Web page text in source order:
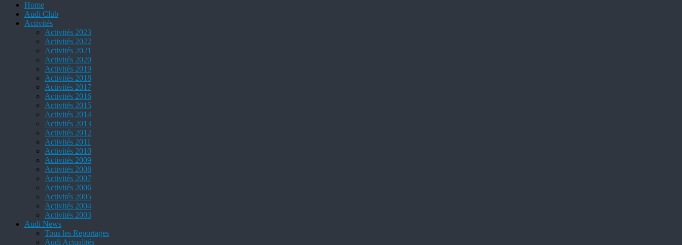
Home
Audi Club
Activités
Activités 2023
Activités 2022
Activités 2021
Activités 2020
Activités 2019
Activités 2018
Activités 2017
Activités 2016
Activités 2015
Activités 2014
Activités 2013
Activités 2012
Activités 2011
Activités 2010
Activités 2009
Activités 2008
Activités 2007
Activités 2006
Activités 2005
Activités 2004
Activités 2003
Audi News
Tous les Reportages
Audi Actualités